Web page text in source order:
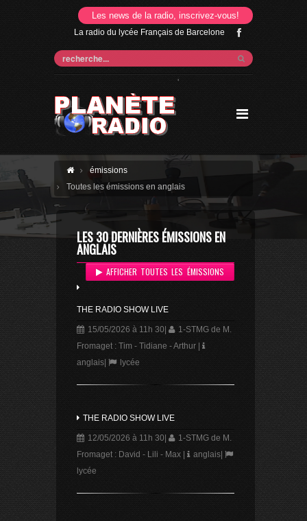
Les news de la radio, inscrivez-vous!
La radio du lycée Français de Barcelone
'
émissions
Toutes les émissions en anglais
LES 30 DERNIÈRES ÉMISSIONS EN
ANGLAIS
AFFICHER TOUTES LES ÉMISSIONS
THE RADIO SHOW LIVE
15/05/2026 à 11h 30|
1-STMG de M.
Fromaget : Tim - Tidiane - Arthur|
anglais| lycée
THE RADIO SHOW LIVE
12/05/2026 à 11h 30|
1-STMG de M.
Fromaget : David - Lili - Max| anglais|
lycée